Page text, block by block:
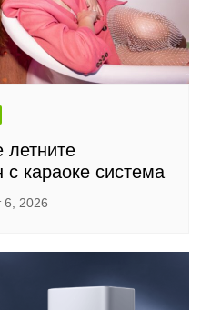
летните
караоке система
6, 2026